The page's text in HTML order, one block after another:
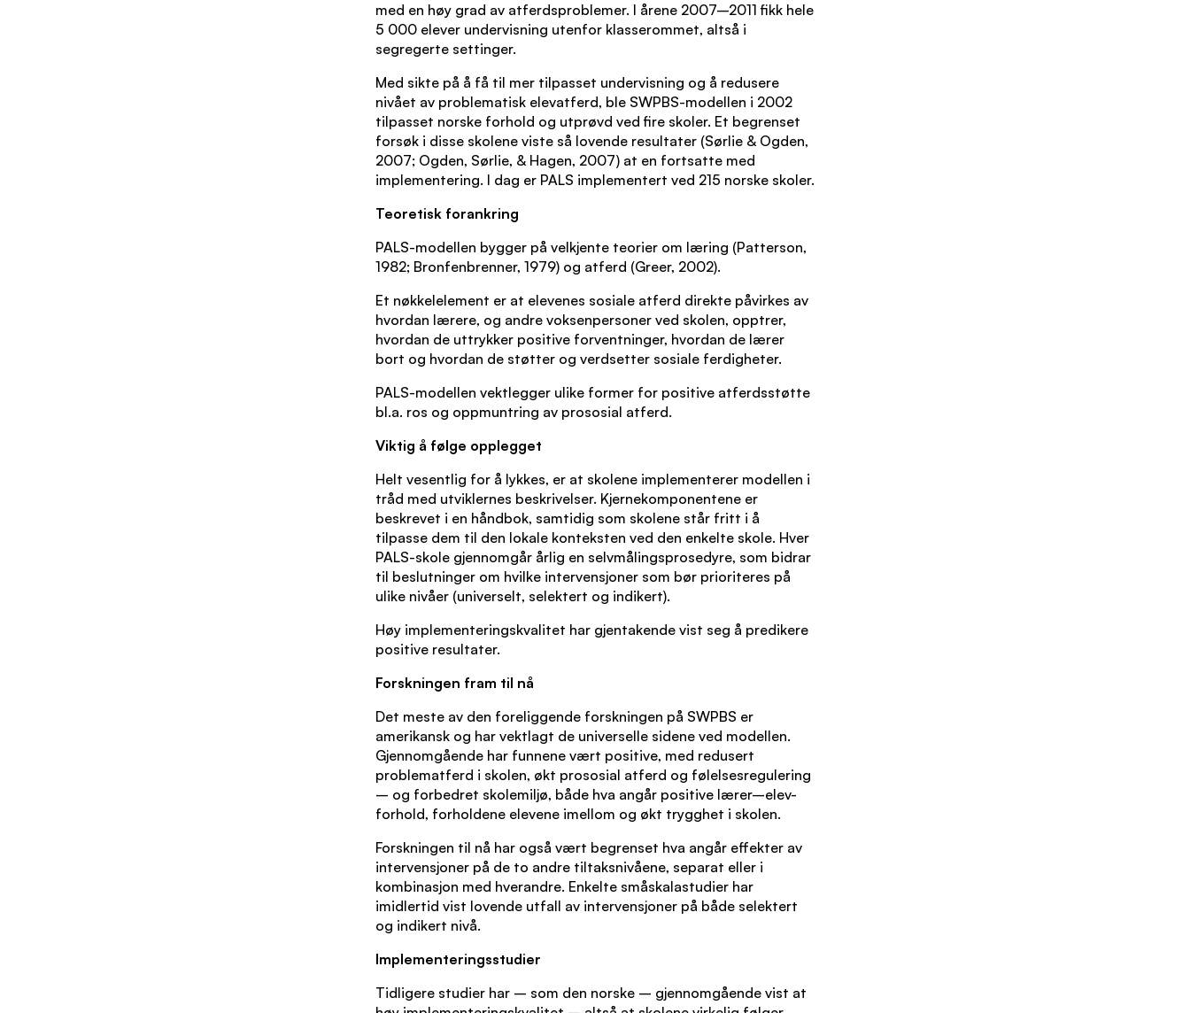
med en høy grad av atferdsproblemer. I årene 2007–2011 fikk hele
5 000 elever undervisning utenfor klasserommet, altså i
segregerte settinger.
Med sikte på å få til mer tilpasset undervisning og å redusere
nivået av problematisk elevatferd, ble SWPBS-modellen i 2002
tilpasset norske forhold og utprøvd ved fire skoler. Et begrenset
forsøk i disse skolene viste så lovende resultater (Sørlie & Ogden,
2007; Ogden, Sørlie, & Hagen, 2007) at en fortsatte med
implementering. I dag er PALS implementert ved 215 norske skoler.
Teoretisk forankring
PALS-modellen bygger på velkjente teorier om læring (Patterson,
1982; Bronfenbrenner, 1979) og atferd (Greer, 2002).
Et nøkkelelement er at elevenes sosiale atferd direkte påvirkes av
hvordan lærere, og andre voksenpersoner ved skolen, opptrer,
hvordan de uttrykker positive forventninger, hvordan de lærer
bort og hvordan de støtter og verdsetter sosiale ferdigheter.
PALS-modellen vektlegger ulike former for positive atferdsstøtte
bl.a. ros og oppmuntring av prososial atferd.
Viktig å følge opplegget
Helt vesentlig for å lykkes, er at skolene implementerer modellen i
tråd med utviklernes beskrivelser. Kjernekomponentene er
beskrevet i en håndbok, samtidig som skolene står fritt i å
tilpasse dem til den lokale konteksten ved den enkelte skole. Hver
PALS-skole gjennomgår årlig en selvmålingsprosedyre, som bidrar
til beslutninger om hvilke intervensjoner som bør prioriteres på
ulike nivåer (universelt, selektert og indikert).
Høy implementeringskvalitet har gjentakende vist seg å predikere
positive resultater.
Forskningen fram til nå
Det meste av den foreliggende forskningen på SWPBS er
amerikansk og har vektlagt de universelle sidene ved modellen.
Gjennomgående har funnene vært positive, med redusert
problematferd i skolen, økt prososial atferd og følelsesregulering
– og forbedret skolemiljø, både hva angår positive lærer–elev-
forhold, forholdene elevene imellom og økt trygghet i skolen.
Forskningen til nå har også vært begrenset hva angår effekter av
intervensjoner på de to andre tiltaksnivåene, separat eller i
kombinasjon med hverandre. Enkelte småskalastudier har
imidlertid vist lovende utfall av intervensjoner på både selektert
og indikert nivå.
Implementeringsstudier
Tidligere studier har – som den norske – gjennomgående vist at